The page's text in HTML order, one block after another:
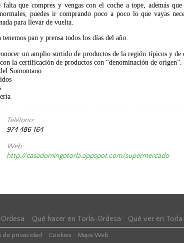
falta que compres y vengas con el coche a tope, además
puedes ir comprando poco a poco lo que vayas
para llevar de vuelta.
tenemos pan y prensa todos los días del año.
un amplio surtido de productos de la región típicos y
la certificación de productos con “denominación de origen”.
Somontano
Teléfono:
974 486 164
Web:
http://casadomingotorla.appspot.com/supermercado
Qué hacer en Torla-Ordesa Qué ver en
de privacidad Cookies Mapa Web